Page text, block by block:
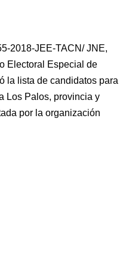
2018-JEE-TACN/ JNE,
Electoral Especial de
la lista de candidatos para
Los Palos, provincia y
por la organización